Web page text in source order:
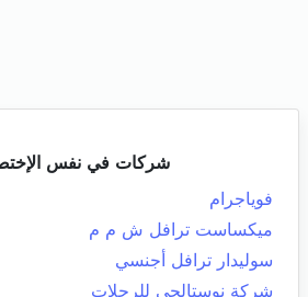
شركات في نفس
فوياجرام
ميكساست ترافل ش م م
سوليدار ترافل أجنسي
شركة نوستالجي للرحلات